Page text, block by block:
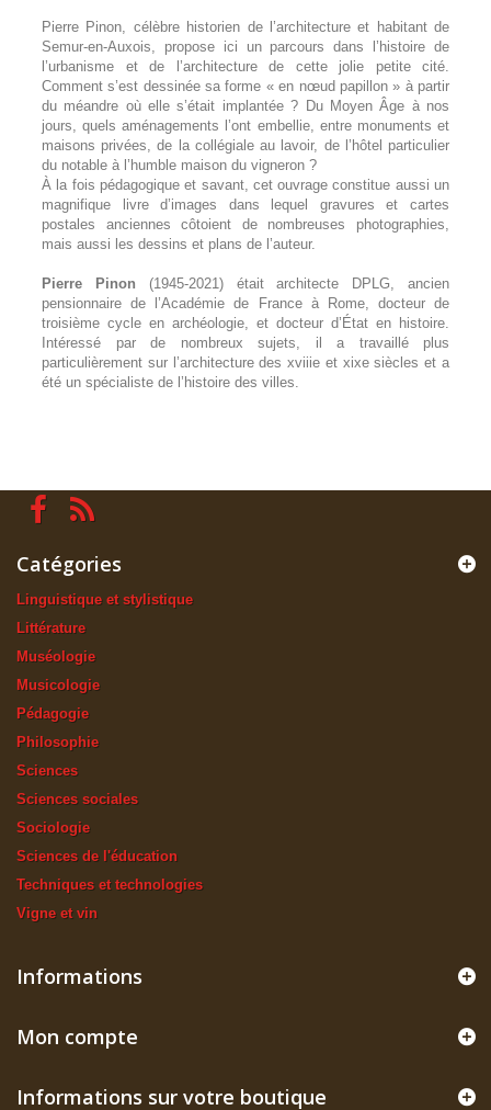
Pierre Pinon, célèbre historien de l’architecture et habitant de
Semur-en-Auxois, propose ici un parcours dans l’histoire de
l’urbanisme et de l’architecture de cette jolie petite cité.
Comment s’est dessinée sa forme « en nœud papillon » à partir
du méandre où elle s’était implantée ? Du Moyen Âge à nos
jours, quels aménagements l’ont embellie, entre monuments et
maisons privées, de la collégiale au lavoir, de l’hôtel particulier
du notable à l’humble maison du vigneron ?
À la fois pédagogique et savant, cet ouvrage constitue aussi un
magnifique livre d’images dans lequel gravures et cartes
postales anciennes côtoient de nombreuses photographies,
mais aussi les dessins et plans de l’auteur.
Pierre Pinon (1945-2021) était architecte DPLG, ancien
pensionnaire de l’Académie de France à Rome, docteur de
troisième cycle en archéologie, et docteur d’État en histoire.
Intéressé par de nombreux sujets, il a travaillé plus
particulièrement sur l’architecture des xviiie et xixe siècles et a
été un spécialiste de l’histoire des villes.
Catégories
Linguistique et stylistique
Littérature
Muséologie
Musicologie
Pédagogie
Philosophie
Sciences
Sciences sociales
Sociologie
Sciences de l'éducation
Techniques et technologies
Vigne et vin
Informations
Mon compte
Informations sur votre boutique